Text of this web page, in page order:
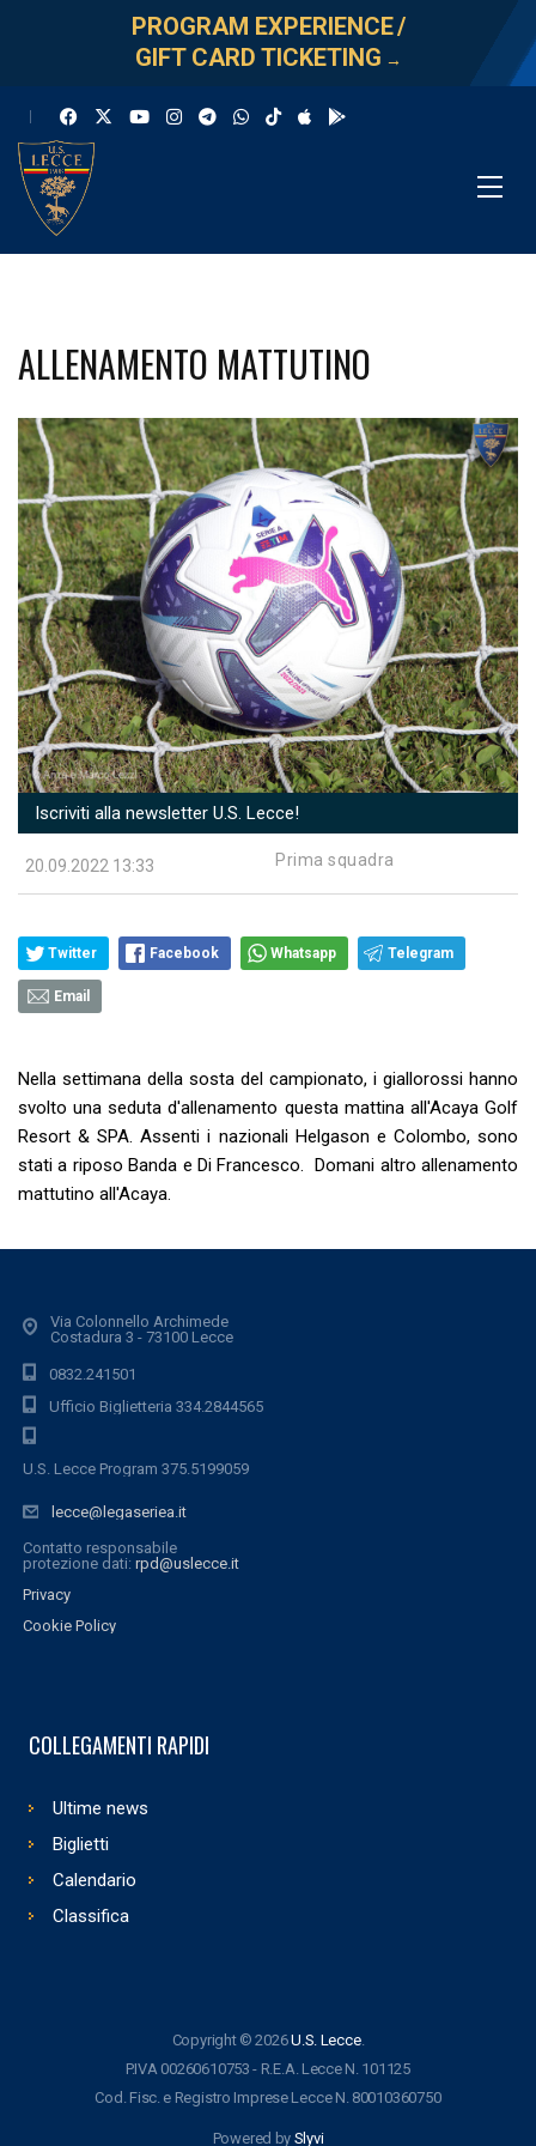
PROGRAM EXPERIENCE/
GIFT CARD TICKETING →
ALLENAMENTO MATTUTINO
Iscriviti alla newsletter U.S. Lecce!
20.09.2022 13:33 Prima squadra
Twitter Facebook Whatsapp Telegram
Email
Nella settimana della sosta del campionato, i giallorossi hanno
svolto una seduta d'allenamento questa mattina all'Acaya Golf
Resort & SPA. Assenti i nazionali Helgason e Colombo, sono
stati a riposo Banda e Di Francesco. Domani altro allenamento
mattutino all'Acaya.
Via Colonnello Archimede
Costadura 3 - 73100 Lecce
0832.241501
Ufficio Biglietteria 334.2844565
U.S. Lecce Program 375.5199059
lecce@legaseriea.it
Contatto responsabile
protezione dati: rpd@uslecce.it
Privacy
Cookie Policy
COLLEGAMENTI RAPIDI
Ultime news
Biglietti
Calendario
Classifica
Copyright © 2026U.S. Lecce.
P.IVA 00260610753 - R.E.A. Lecce N. 101125
Cod. Fisc. e Registro Imprese Lecce N. 80010360750
Powered by Slyvi